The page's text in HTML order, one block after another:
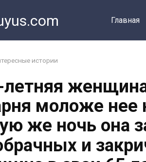
Главная
истории
летняя
моложе нее
же ночь она
и